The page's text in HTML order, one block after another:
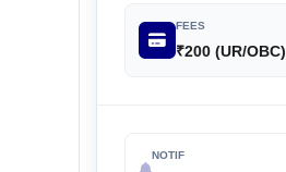
FEES
₹200 (UR/OBC)
NOTIF